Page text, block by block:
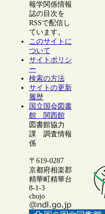
報学関係情報
誌の目次を
RSSで配信し
ています。
このサイトに
ついて
サイトポリシ
ー
検索の方法
サイトの更新
履歴
国立国会図書
館 関西館
図書館協力
課 調査情報
係
〒619-0287
京都府相楽郡
精華町精華台
8-1-3
chojo